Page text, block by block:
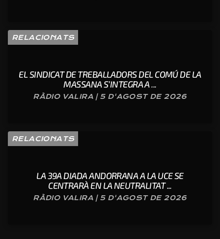
RELACIONATS
EL SINDICAT DE TREBALLADORS DEL COMÚ DE LA
MASSANA S’INTEGRA A ...
RÀDIO VALIRA | 5 D'AGOST DE 2026
RELACIONATS
LA 39A DIADA ANDORRANA A LA UCE SE
CENTRARÀ EN LA NEUTRALITAT ...
RÀDIO VALIRA | 5 D'AGOST DE 2026